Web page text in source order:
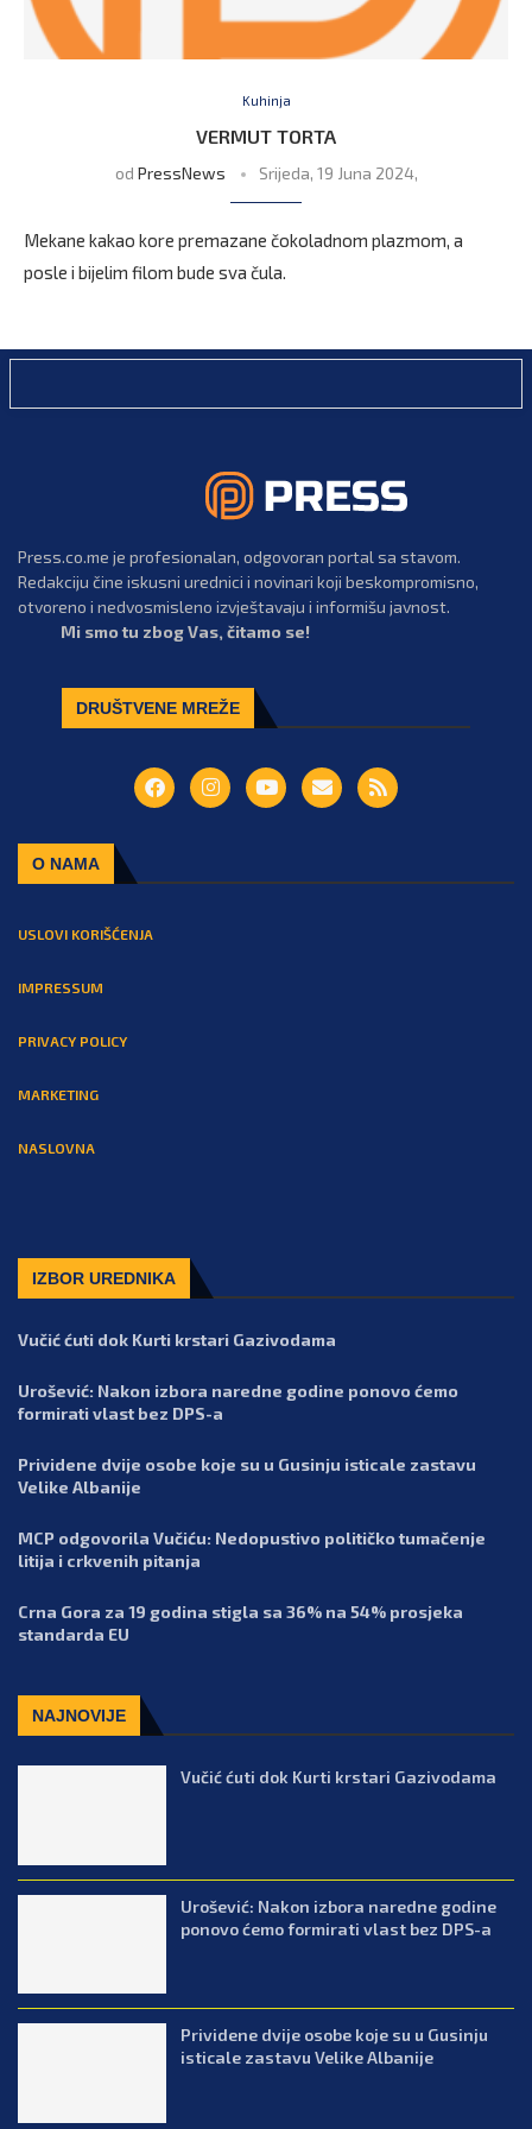
Kuhinja
VERMUT TORTA
od PressNews Srijeda, 19 Juna 2024,
Mekane kakao kore premazane čokoladnom plazmom, a
posle i bijelim filom bude sva čula.
Press.co.me je profesionalan, odgovoran portal sa stavom.
Redakciju čine iskusni urednici i novinari koji beskompromisno,
otvoreno i nedvosmisleno izvještavaju i informišu javnost.
Mi smo tu zbog Vas, čitamo se!
DRUŠTVENE MREŽE
O NAMA
USLOVI KORIŠĆENJA
IMPRESSUM
PRIVACY POLICY
MARKETING
NASLOVNA
IZBOR UREDNIKA
Vučić ćuti dok Kurti krstari Gazivodama
Urošević: Nakon izbora naredne godine ponovo ćemo
formirati vlast bez DPS-a
Prividene dvije osobe koje su u Gusinju isticale zastavu
Velike Albanije
MCP odgovorila Vučiću: Nedopustivo političko tumačenje
litija i crkvenih pitanja
Crna Gora za 19 godina stigla sa 36% na 54% prosjeka
standarda EU
NAJNOVIJE
Vučić ćuti dok Kurti krstari Gazivodama
Urošević: Nakon izbora naredne godine
ponovo ćemo formirati vlast bez DPS-a
Prividene dvije osobe koje su u Gusinju
isticale zastavu Velike Albanije